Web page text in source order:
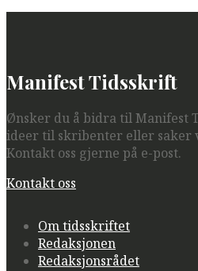
Manifest Tidsskrift
Ønsker du å bidra til Manifest
ideer til skribenter eller saker
Kontakt oss gjerne på e-post.
Kontakt oss
Om tidsskriftet
Redaksjonen
Redaksjonsrådet